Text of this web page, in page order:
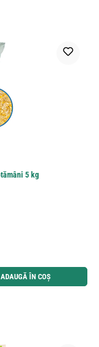
5 kg
pentru a mări sau micșora
ADAUGĂ ÎN COȘ